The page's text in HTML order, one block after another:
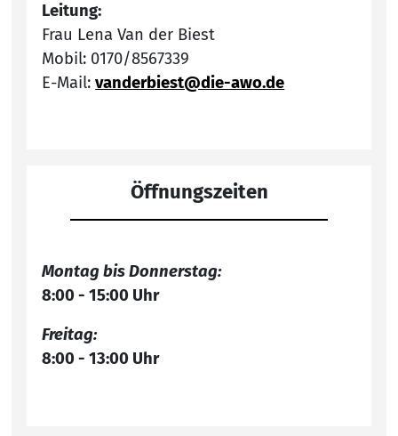
Leitung:
Frau Lena Van der Biest
Mobil: 0170/8567339
E-Mail:vanderbiest@die-awo.de
Öffnungszeiten
Montag bis Donnerstag:
8:00 - 15:00 Uhr
Freitag:
8:00 - 13:00 Uhr